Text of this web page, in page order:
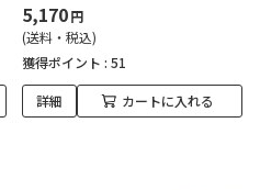
5,170円
(送料・税込)
獲得ポイント : 51
詳細 カートに入れる